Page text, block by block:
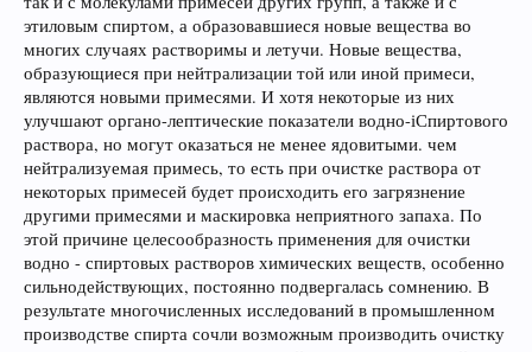
этиловым спиртом, а образовавшиеся новые вещества во
многих случаях растворимы и летучи. Новые вещества,
образующиеся при нейтрализации той или иной примеси,
являются новыми примесями. И хотя некоторые из них
улучшают органо-лептические показатели водно-іСпиртового
раствора, но могут оказаться не менее ядовитыми. чем
нейтрализуемая примесь, то есть при очистке раствора от
некоторых примесей будет происходить его загрязнение
другими примесями и маскировка неприятного запаха. По
этой причине целесообразность применения для очистки
водно - спиртовых растворов химических веществ, особенно
сильнодействующих, постоянно подвергалась сомнению. В
результате многочисленных исследований в промышленном
производстве спирта сочли возможным производить очистку